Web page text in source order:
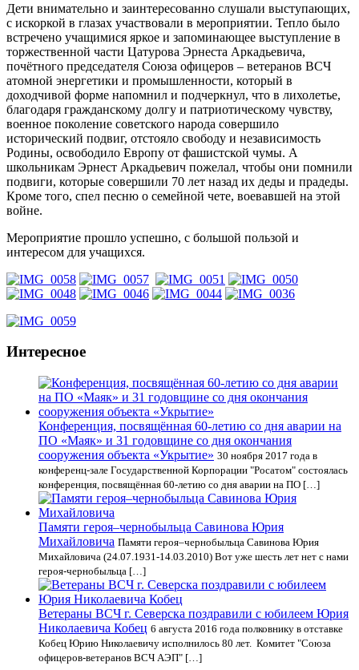
Дети внимательно и заинтересованно слушали выступающих,
с искоркой в глазах участвовали в мероприятии. Тепло было
встречено учащимися яркое и запоминающее выступление в
торжественной части Цатурова Эрнеста Аркадьевича,
почётного председателя Союза офицеров – ветеранов ВСЧ
атомной энергетики и промышленности, который в
доходчивой форме напомнил и подчеркнул, что в лихолетье,
благодаря гражданскому долгу и патриотическому чувству,
военное поколение советского народа совершило
исторический подвиг, отстояло свободу и независимость
Родины, освободило Европу от фашистской чумы. А
школьникам Эрнест Аркадьевич пожелал, чтобы они помнили
подвиги, которые совершили 70 лет назад их деды и прадеды.
Кроме того, спел песню о семейной чете, воевавшей на этой
войне.
Мероприятие прошло успешно, с большой пользой и
интересом для учащихся.
Интересное
Конференция, посвящённая 60-летию со дня аварии на
ПО «Маяк» и 31 годовщине со дня окончания
сооружения объекта «Укрытие» 30 ноября 2017 года в
конференц-зале Государственной Корпорации "Росатом" состоялась
конференция, посвящённая 60-летию со дня аварии на ПО […]
Памяти героя–чернобыльца Савинова Юрия
Михайловича Памяти героя–чернобыльца Савинова Юрия
Михайловича (24.07.1931-14.03.2010) Вот уже шесть лет нет с нами
героя-чернобыльца […]
Ветераны ВСЧ г. Северска поздравили с юбилеем Юрия
Николаевича Кобец 6 августа 2016 года полковнику в отставке
Кобец Юрию Николаевичу исполнилось 80 лет. Комитет "Союза
офицеров-ветеранов ВСЧ АЭП" […]